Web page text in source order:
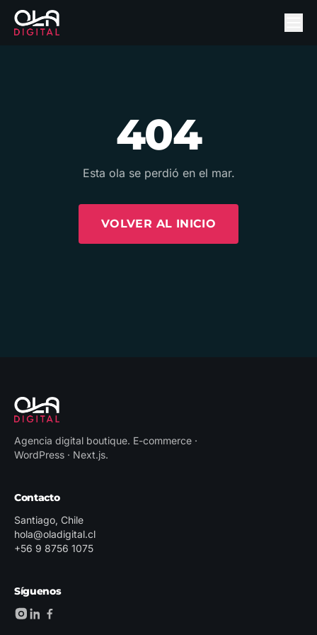
404
Esta ola se perdió en el mar.
VOLVER AL INICIO
Agencia digital boutique. E-commerce ·
WordPress · Next.js.
Contacto
Santiago, Chile
hola@oladigital.cl
+56 9 8756 1075
Síguenos